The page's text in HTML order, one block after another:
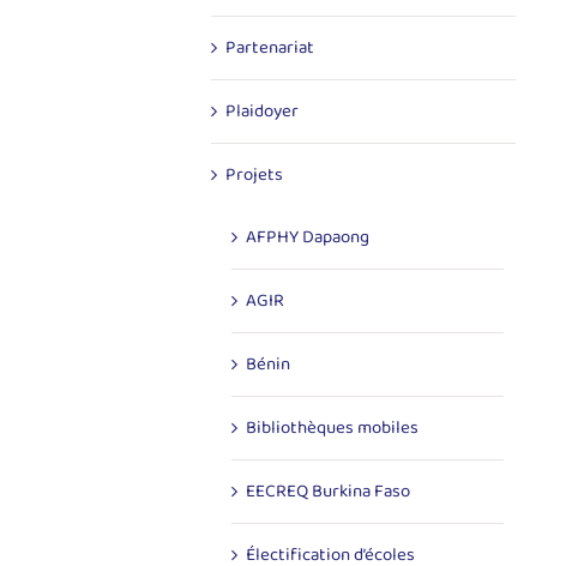
Partenariat
Plaidoyer
Projets
AFPHY Dapaong
AGIR
Bénin
Bibliothèques mobiles
EECREQ Burkina Faso
Électification d’écoles